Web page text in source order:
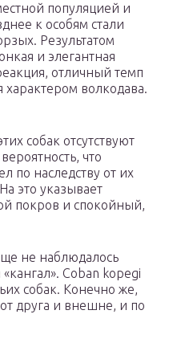
популяцией и
к особям стали
Результатом
и элегантная
отличный темп
характером волкодава.
собак отсутствуют
что
по наследству от их
это указывает
покров и спокойный,
не наблюдалось
Coban kopegi
собак. Конечно же,
друга и внешне, и по